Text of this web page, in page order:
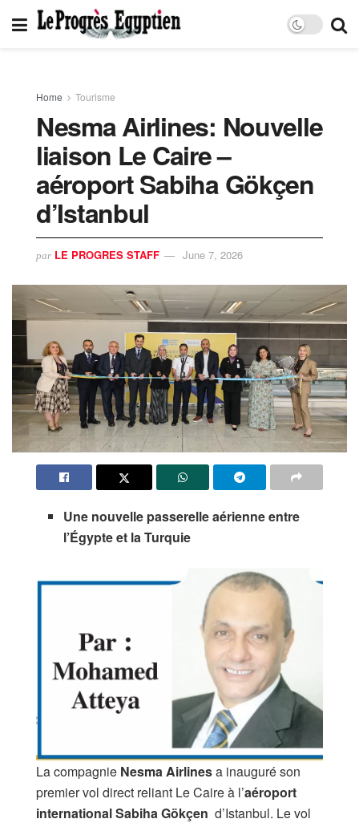
Home Tourisme
Nesma Airlines: Nouvelle
liaison Le Caire –
aéroport Sabiha Gökçen
d’Istanbul
par LE PROGRES STAFF June 7, 2026
Une nouvelle passerelle aérienne entre
l’Égypte et la Turquie
La compagnie Nesma Airlinesa inauguré son
premier vol direct reliant Le Caire à l’aéroport
international Sabiha Gökçen d’Istanbul. Le vol